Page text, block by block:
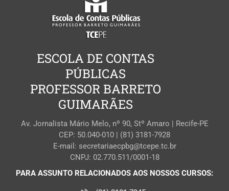
ESCOLA DE CONTAS
PÚBLICAS
PROFESSOR BARRETO
GUIMARÃES
Av. Jornalista Mário Melo, nº 90, Stº Amaro | Recife-PE
CEP: 50.040-010 | (81) 3181-7928
E-mail: secretariaecpbg@tcepe.tc.br
CNPJ: 02.770.511/0001-18
PARA ASSUNTO RELACIONADOS AOS NOSSOS CURSOS: